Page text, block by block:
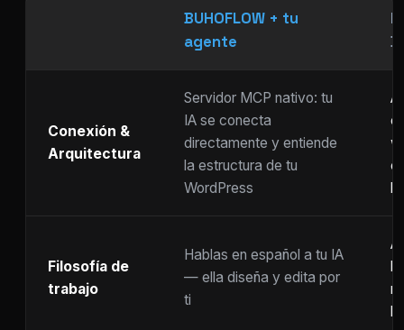
BUHOFLOW + tu
agente
Conexión &
Arquitectura
Servidor MCP nativo: tu
IA se conecta
directamente y entiende
la estructura de tu
WordPress
Filosofía de
trabajo
Hablas en español a tu IA
— ella diseña y edita por
ti